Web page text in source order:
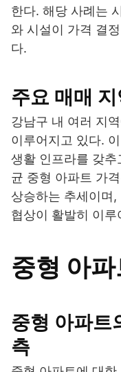
한다. 해당 사례는
와 시설이 가격 결
다.
주요 매매
강남구 내 여러 지
이루어지고 있다.
생활 인프라를 갖
균 중형 아파트 가
상승하는 추세이며
협상이 활발히 이루
중형 아
중형 아파트
측